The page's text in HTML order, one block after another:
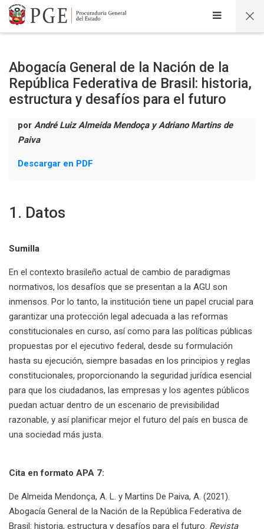
Salta al contenido principal
Abogacía General de la Nación de la
República Federativa de Brasil: historia,
estructura y desafíos para el futuro
por André Luiz Almeida Mendoça y Adriano Martins de
Paiva
Descargar en PDF
1. Datos
Sumilla
En el contexto brasileño actual de cambio de paradigmas
normativos, los desafíos que se presentan a la AGU son
inmensos. Por lo tanto, la institución tiene un papel crucial para
garantizar una protección legal adecuada a las reformas
constitucionales en curso, así como para las políticas públicas
propuestas por el ejecutivo federal, desde su formulación
hasta su ejecución, siempre basadas en los principios y reglas
constitucionales, proporcionando la seguridad jurídica esencial
para que los ciudadanos, las empresas y los agentes públicos
puedan actuar dentro de un escenario de previsibilidad
razonable, y así planificar mejor el futuro del país en busca de
una sociedad más justa.
Cita en formato APA 7:
De Almeida Mendonça, A. L. y Martins De Paiva, A. (2021).
Abogacía General de la Nación de la República Federativa de
Brasil: historia, estructura y desafíos para el futuro. Revista